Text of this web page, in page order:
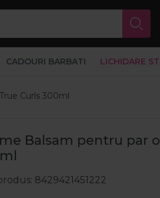
CADOURI BARBATI LICHIDARE
Curls 300ml
Balsam pentru par
8429421451222